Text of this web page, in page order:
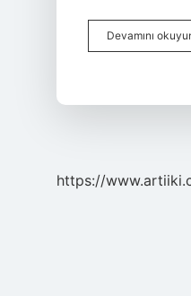
Devamını
https://